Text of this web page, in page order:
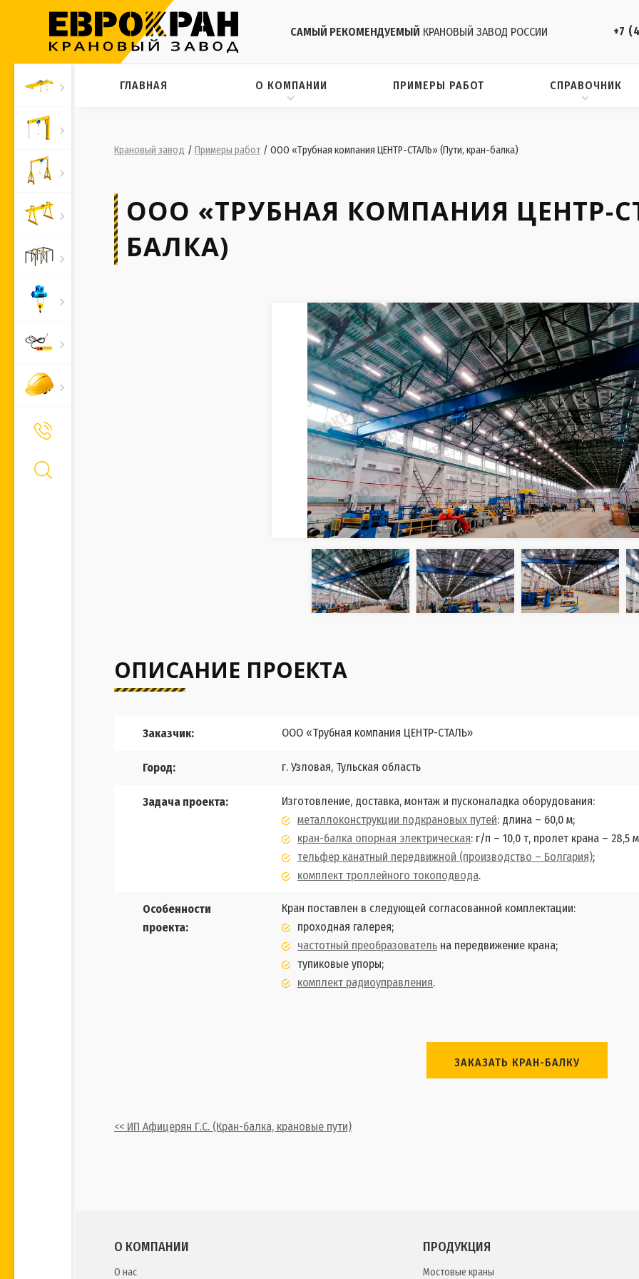
САМЫЙ РЕКОМЕНДУЕМЫЙ КРАНОВЫЙ ЗАВОД РОССИИ +7
ГЛАВНАЯ О КОМПАНИИ ПРИМЕРЫ РАБОТ СПРАВОЧНИК
Крановый завод / Примеры работ / ООО «Трубная компания ЦЕНТР-СТАЛЬ» (Пути, кран-балка)
ООО «ТРУБНАЯ КОМПАНИЯ ЦЕНТР-
БАЛКА)
ОПИСАНИЕ ПРОЕКТА
Заказчик: ООО «Трубная компания ЦЕНТР-СТАЛЬ»
Город: г. Узловая, Тульская область
Задача проекта:
Изготовление, доставка, монтаж и пусконаладка оборудования:
металлоконструкции подкрановых путей: длина – 60,0 м;
кран-балка опорная электрическая: г/п – 10,0 т, пролет крана – 28,5
тельфер канатный передвижной (производство – Болгария);
комплект троллейного токоподвода.
Особенности
проекта:
Кран поставлен в следующей согласованной комплектации:
проходная галерея;
частотный преобразователь на передвижение крана;
тупиковые упоры;
комплект радиоуправления.
ЗАКАЗАТЬ КРАН-БАЛКУ
<< ИП Афицерян Г.С. (Кран-балка, крановые пути)
О КОМПАНИИ
О нас
ПРОДУКЦИЯ
Мостовые краны